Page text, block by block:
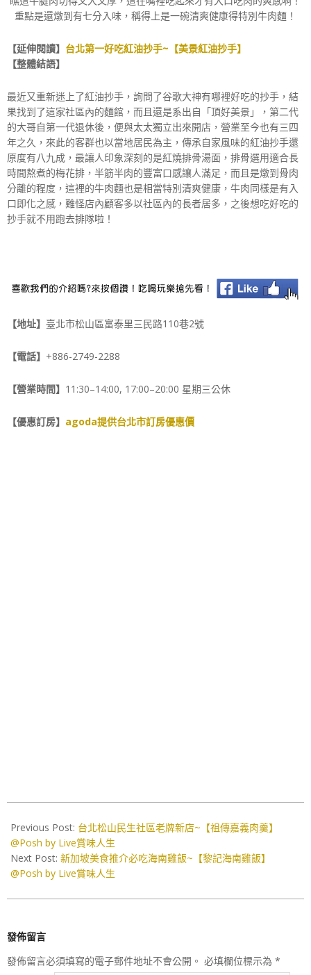
重點是還燉到有七分入味，稱得上是一碗清爽健康得特別牛肉麵！
【延伸閱讀】 台北第一好吃紅油抄手~【美景紅油抄手】
【整體結語】
最近又重新迷上了紅油抄手，詢問了谷歌大神有哪裡好吃的抄手，結
果找到了這家社區內的麵館，而且還是系出自「頂好美景」，第二代
的大哥自第一代退休後，便與太太獨立出來開店，營業至今也有三四
年之久，來此的客群也以當地居民為主，傳承自家風味的紅油抄手還
原度有八九成，最讓人印象深刻的是紅燒排骨湯面，排骨選用適合長
時間熬煮的梅花排，半筋半肉的豐富口感讓人滿足，而且是燉到骨肉
分離的程度，這裡的牛肉麵也是相當特別清爽健康，牛肉同樣是有入
口即化之感，難怪店內顧客多以社區內的長者居多，之後想吃好吃的
抄手就不用跑去排隊啦！
【地址】 臺北市松山區富泰里三民路110巷2號
【電話】 +886-2749-2288
【營業時間】 11:30–14:00, 17:00–20:00 星期三公休
【優惠訂房】 agoda提供台北市訂房優惠價
05-
22
Previous Post: 台北松山民生社區老牌新店~【祖傳嘉義肉羹】
@Posh by Live賞味人生
Next Post: 新加坡美食推介必吃海南雞飯~【黎記海南雞飯】
@Posh by Live賞味人生
發佈留言
發佈留言必須填寫的電子郵件地址不會公開。 必填欄位標示為 *